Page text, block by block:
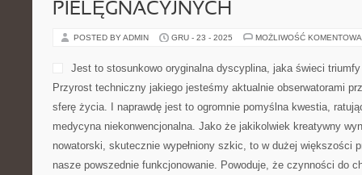
PIELĘGNACYJNYCH
POSTED BY ADMIN GRU - 23 - 2025 MOŻLIWOŚĆ
Jest to stosunkowo oryginalna dyscyplina, jaka świeci
Przyrost techniczny jakiego jesteśmy aktualnie obserwatorami
sferę życia. I naprawdę jest to ogromnie pomyślna kwestia,
medycyna niekonwencjonalna. Jako że jakikolwiek kreatywny
nowatorski, skutecznie wypełniony szkic, to w dużej większości
nasze powszednie funkcjonowanie. Powoduje, że czynności do